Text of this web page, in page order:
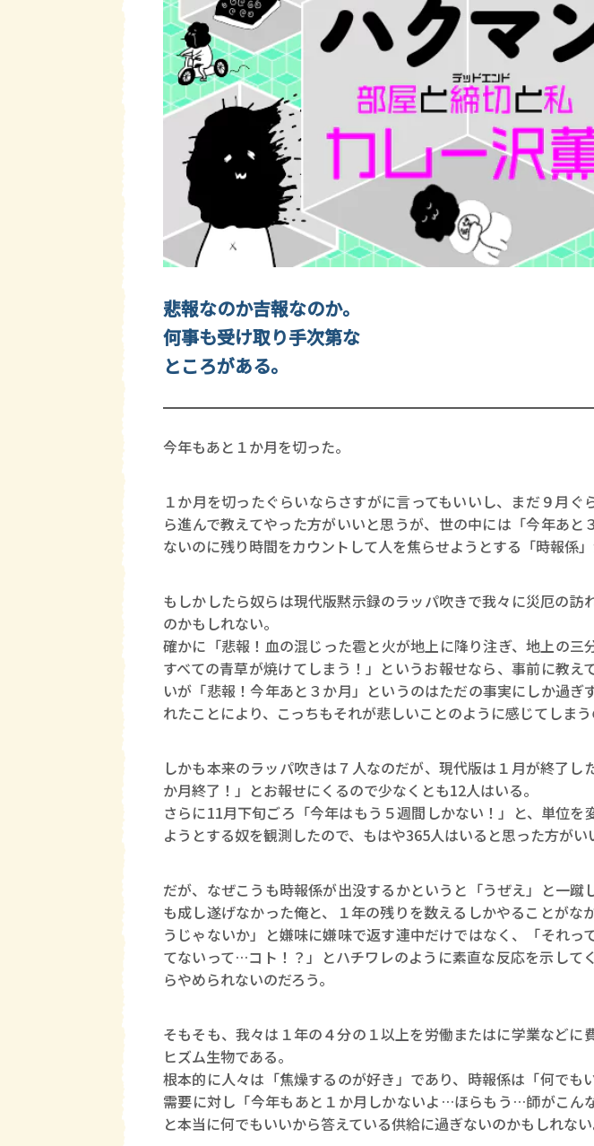
悲報なのか吉報なのか。
何事も受け取り手次第な
ところがある。
今年もあと１か月を切った。
１か月を切ったぐらいならさすがに言ってもいいし、まだ９月ぐ
ら進んで教えてやった方がいいと思うが、世の中には「今年あと
ないのに残り時間をカウントして人を焦らせようとする「時報係」
もしかしたら奴らは現代版黙示録のラッパ吹きで我々に災厄の訪
のかもしれない。
確かに「悲報！血の混じった雹と火が地上に降り注ぎ、地上の三
すべての青草が焼けてしまう！」というお報せなら、事前に教え
いが「悲報！今年あと３か月」というのはただの事実にしか過ぎ
れたことにより、こっちもそれが悲しいことのように感じてしまう
しかも本来のラッパ吹きは７人なのだが、現代版は１月が終了し
か月終了！」とお報せにくるので少なくとも12人はいる。
さらに11月下旬ごろ「今年はもう５週間しかない！」と、単位を
ようとする奴を観測したので、もはや365人はいると思った方がい
だが、なぜこうも時報係が出没するかというと「うぜえ」と一蹴
も成し遂げなかった俺と、１年の残りを数えるしかやることがな
うじゃないか」と嫌味に嫌味で返す連中だけではなく、「それっ
てないって…コト！？」とハチワレのように素直な反応を示して
らやめられないのだろう。
そもそも、我々は１年の４分の１以上を労働またはに学業などに
ヒズム生物である。
根本的に人々は「焦燥するのが好き」であり、時報係は「何でも
需要に対し「今年もあと１か月しかないよ…ほらもう…師がこん
と本当に何でもいいから答えている供給に過ぎないのかもしれない